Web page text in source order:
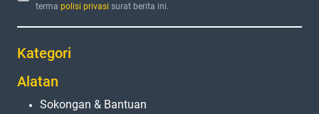
termapolisi privasi surat berita ini.
Kategori
Alatan
Sokongan & Bantuan